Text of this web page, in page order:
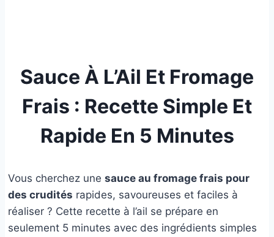
Sauce À L’Ail Et Fromage
Frais : Recette Simple Et
Rapide En 5 Minutes
Vous cherchez une sauce au fromage frais pour
des crudités rapides, savoureuses et faciles à
réaliser ? Cette recette à l’ail se prépare en
seulement 5 minutes avec des ingrédients simples